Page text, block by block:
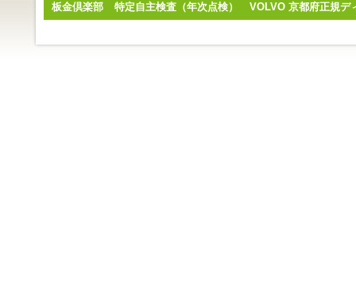
板金倶楽部
特定自主検査（年次点検） VOLVO 京都府正規デ